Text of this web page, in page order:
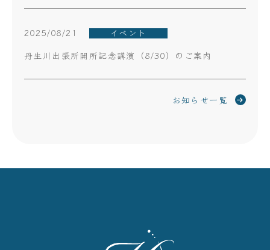
2025/08/21
イベント
丹生川出張所開所記念講演（8/30）のご案内
お知らせ一覧